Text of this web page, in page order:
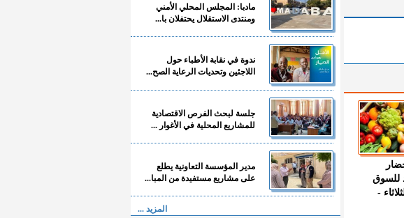
للسوق
-
مادبا: المجلس المحلي الأمني
ومنتدى الاستقلال يحتفلان با...
ندوة في نقابة الأطباء حول
اللاجئين وتحديات الرعاية الصح...
جلسة لبحث الفرص الاقتصادية
للمشاريع المحلية في الأغوار ...
مدير المؤسسة التعاونية يطلع
على مشاريع مستفيدة من المبا...
المزيد ...